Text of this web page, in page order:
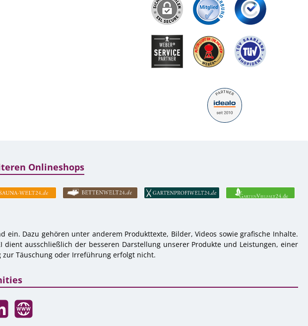
Onlineshops
Dazu gehören unter anderem Produkttexte, Bilder, Videos sowie grafische Inhalte.
ausschließlich der besseren Darstellung unserer Produkte und Leistungen, einer
Täuschung oder Irreführung erfolgt nicht.
Website